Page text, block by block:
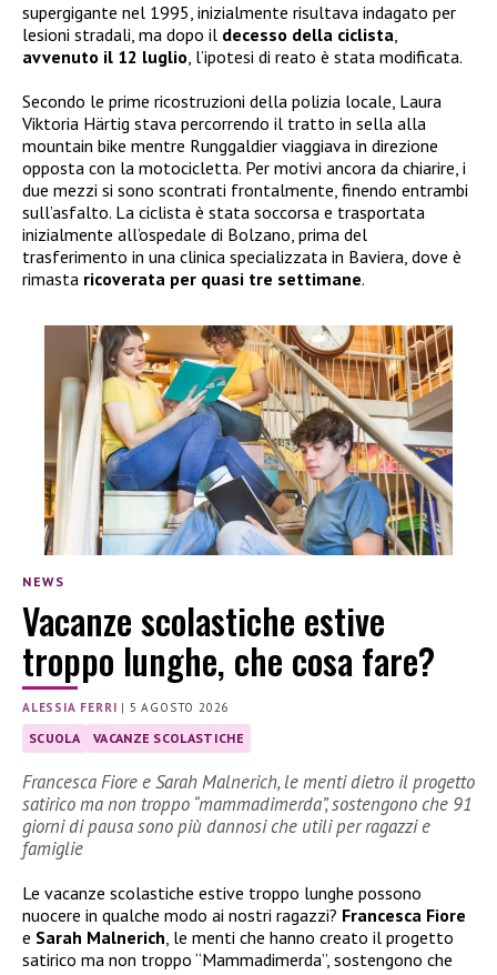
supergigante nel 1995, inizialmente risultava indagato per
lesioni stradali, ma dopo il decesso della ciclista,
avvenuto il 12 luglio, l’ipotesi di reato è stata modificata.
Secondo le prime ricostruzioni della polizia locale, Laura
Viktoria Härtig stava percorrendo il tratto in sella alla
mountain bike mentre Runggaldier viaggiava in direzione
opposta con la motocicletta. Per motivi ancora da chiarire, i
due mezzi si sono scontrati frontalmente, finendo entrambi
sull’asfalto. La ciclista è stata soccorsa e trasportata
inizialmente all’ospedale di Bolzano, prima del
trasferimento in una clinica specializzata in Baviera, dove è
rimasta ricoverata per quasi tre settimane.
NEWS
Vacanze scolastiche estive
troppo lunghe, che cosa fare?
ALESSIA FERRI | 5 AGOSTO 2026
SCUOLA VACANZE SCOLASTICHE
Francesca Fiore e Sarah Malnerich, le menti dietro il progetto
satirico ma non troppo “mammadimerda”, sostengono che 91
giorni di pausa sono più dannosi che utili per ragazzi e
famiglie
Le vacanze scolastiche estive troppo lunghe possono
nuocere in qualche modo ai nostri ragazzi? Francesca Fiore
e Sarah Malnerich, le menti che hanno creato il progetto
satirico ma non troppo “Mammadimerda”, sostengono che